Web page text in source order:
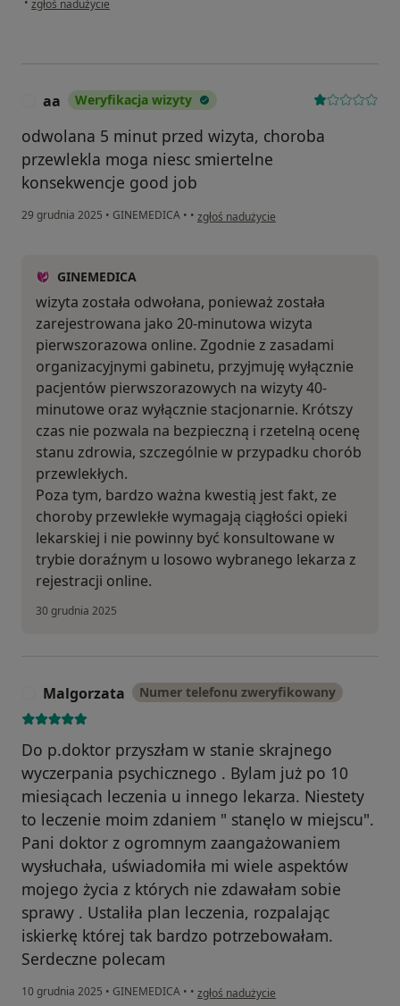
zgłoś nadużycie
aa Weryfikacja wizyty
odwolana 5 minut przed wizyta, choroba
przewlekla moga niesc smiertelne
konsekwencje good job
29 grudnia 2025 • GINEMEDICA • • w opinii użytkownika aa
zgłoś nadużycie
GINEMEDICA
wizyta została odwołana, ponieważ została
zarejestrowana jako 20-minutowa wizyta
pierwszorazowa online. Zgodnie z zasadami
organizacyjnymi gabinetu, przyjmuję wyłącznie
pacjentów pierwszorazowych na wizyty 40-
minutowe oraz wyłącznie stacjonarnie. Krótszy
czas nie pozwala na bezpieczną i rzetelną ocenę
stanu zdrowia, szczególnie w przypadku chorób
przewlekłych.
Poza tym, bardzo ważna kwestią jest fakt, ze
choroby przewlekłe wymagają ciągłości opieki
lekarskiej i nie powinny być konsultowane w
trybie doraźnym u losowo wybranego lekarza z
rejestracji online.
30 grudnia 2025
Malgorzata Numer telefonu zweryfikowany
Do p.doktor przyszłam w stanie skrajnego
wyczerpania psychicznego . Bylam już po 10
miesiącach leczenia u innego lekarza. Niestety
to leczenie moim zdaniem " stanęlo w miejscu".
Pani doktor z ogromnym zaangażowaniem
wysłuchała, uświadomiła mi wiele aspektów
mojego życia z których nie zdawałam sobie
sprawy . Ustaliła plan leczenia, rozpalając
iskierkę której tak bardzo potrzebowałam.
Serdeczne polecam
10 grudnia 2025 • GINEMEDICA • • w opinii użytkownika Malgorzata
zgłoś nadużycie